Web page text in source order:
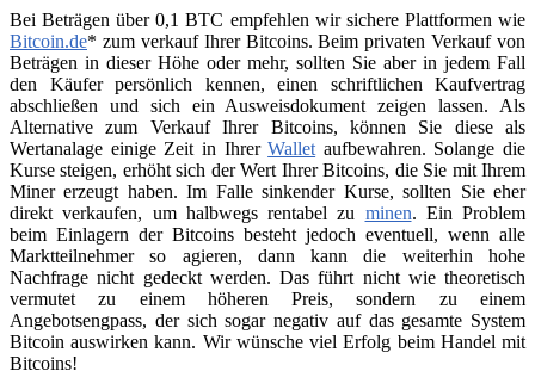
Bei Beträgen über 0,1 BTC empfehlen wir sichere Plattformen wie
Bitcoin.de* zum verkauf Ihrer Bitcoins. Beim privaten Verkauf von
Beträgen in dieser Höhe oder mehr, sollten Sie aber in jedem Fall
den Käufer persönlich kennen, einen schriftlichen Kaufvertrag
abschließen und sich ein Ausweisdokument zeigen lassen. Als
Alternative zum Verkauf Ihrer Bitcoins, können Sie diese als
Wertanalage einige Zeit in IhrerWallet aufbewahren. Solange die
Kurse steigen, erhöht sich der Wert Ihrer Bitcoins, die Sie mit Ihrem
Miner erzeugt haben. Im Falle sinkender Kurse, sollten Sie eher
direkt verkaufen, um halbwegs rentabel zu minen. Ein Problem
beim Einlagern der Bitcoins besteht jedoch eventuell, wenn alle
Marktteilnehmer so agieren, dann kann die weiterhin hohe
Nachfrage nicht gedeckt werden. Das führt nicht wie theoretisch
vermutet zu einem höheren Preis, sondern zu einem
Angebotsengpass, der sich sogar negativ auf das gesamte System
Bitcoin auswirken kann. Wir wünsche viel Erfolg beim Handel mit
Bitcoins!